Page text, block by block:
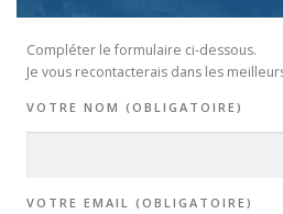
Compléter le formulaire ci-dessous.
Je vous recontacterais dans les
VOTRE NOM (OBLIGATOIRE)
VOTRE EMAIL (OBLIGATOIRE)